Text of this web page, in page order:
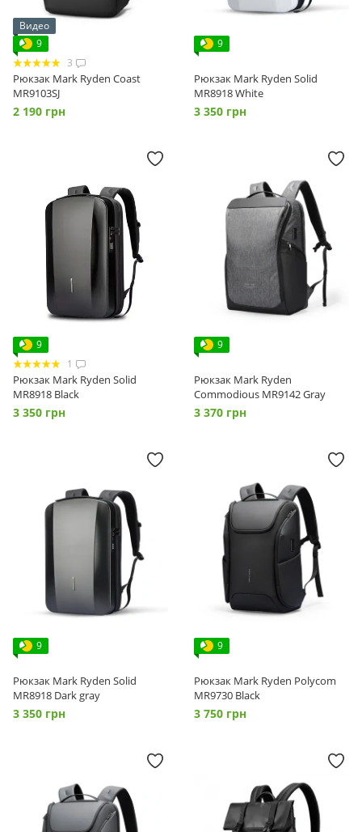
Видео
9
3
Рюкзак Mark Ryden Coast
MR9103SJ
2 190 грн
9
Рюкзак Mark Ryden Solid
MR8918 White
3 350 грн
9
1
Рюкзак Mark Ryden Solid
MR8918 Black
3 350 грн
9
Рюкзак Mark Ryden
Commodious MR9142 Gray
3 370 грн
9
Рюкзак Mark Ryden Solid
MR8918 Dark gray
3 350 грн
9
Рюкзак Mark Ryden Polycom
MR9730 Black
3 750 грн